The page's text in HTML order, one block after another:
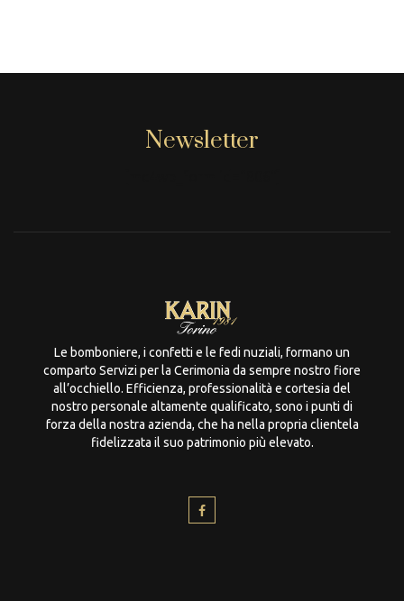
Newsletter
Le bomboniere, i confetti e le fedi nuziali, formano un
comparto Servizi per la Cerimonia da sempre nostro fiore
all’occhiello. Efficienza, professionalità e cortesia del
nostro personale altamente qualificato, sono i punti di
forza della nostra azienda, che ha nella propria clientela
fidelizzata il suo patrimonio più elevato.